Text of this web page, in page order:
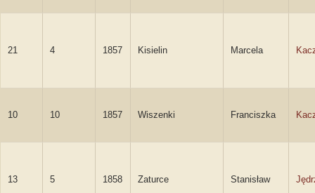
21 4 1857 Kisielin Marcela
10 10 1857 Wiszenki Franciszka
13 5 1858 Zaturce Stanisław